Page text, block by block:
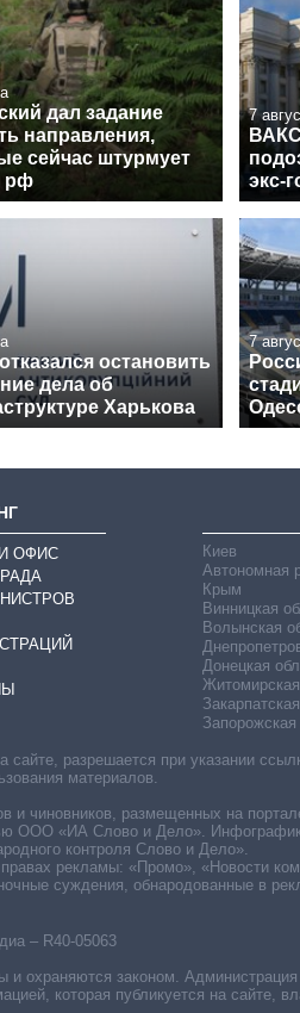
дал задание
направления,
сейчас штурмует
рф
7
экс-
остановить
дела об
Харькова
7
ОФИС
Киев
Автономная
Крым
Винницкая
Волынская
Донецкая
Запорожская
– R40-05063
и охраняются законом. Администрация
которая публикуется на сайте,
разрешается при указании
материалов.
и чиновников, размещенных на
ООО «ИА Слово и Дело».
контроля Слово и Дело».
рекламы: «Промо», «Новости
суждения, обнародованные в